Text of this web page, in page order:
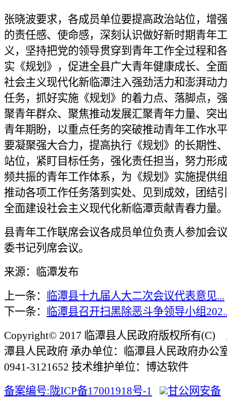
张晓波要求，各成员单位要提高政治站位，增
的责任感、使命感，深刻认识做好新时期青年
义，坚持把党的领导贯穿到青年工作全过程和
实《规划》，促进全县广大青年健康成长、全
社会主义现代化新临潭注入强劲活力和澎湃动
任务，抓好实施《规划》的着力点、落脚点，
聚青年群众、聚焦推动发展汇聚青年力量、突
青年期盼，以重点任务的突破推动青年工作水
要凝聚强大合力，提高执行《规划》的长期性
站位，紧盯目标任务，强化责任担当，努力形
频共振的青年工作体系，为《规划》实施提供
推动各项工作任务落到实处、见到成效，团结
全面建设社会主义现代化新临潭贡献青春力量。
县青年工作联席会议各成员单位负责人参加会
委书记列席会议。
来源：临潭发布
上一条： 临潭县十九届人大二次会议代表意见...
下一条： 临潭县召开扫黑除恶斗争领导小组
Copyright© 2017 临潭县人民政府版权所有(C)
潭县人民政府 承办单位：临潭县人民政府办
0941-3121652 技术维护单位：博达软件
备案编号:陇ICP备17001918号-1
甘公网安备